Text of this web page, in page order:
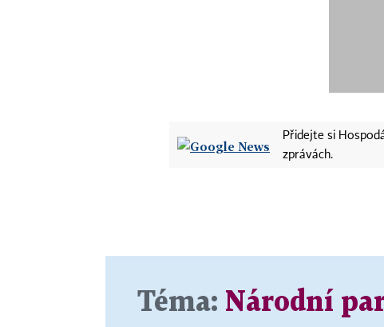
Přidejte si
zprávách.
Téma: Národní